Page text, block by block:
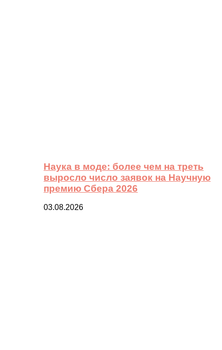
Наука в моде: более чем на треть
выросло число заявок на Научную
премию Сбера 2026
03.08.2026